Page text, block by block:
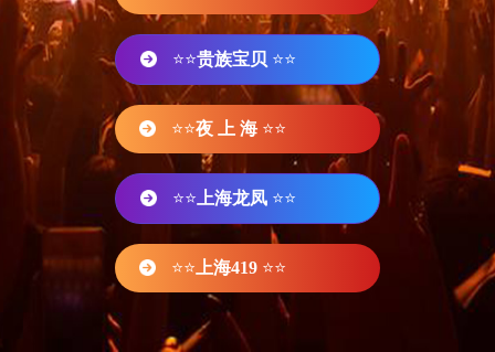
⭐⭐贵族宝贝 ⭐⭐
⭐⭐夜 上 海 ⭐⭐
⭐⭐ 上海龙凤 ⭐⭐
⭐⭐ 上海419 ⭐⭐